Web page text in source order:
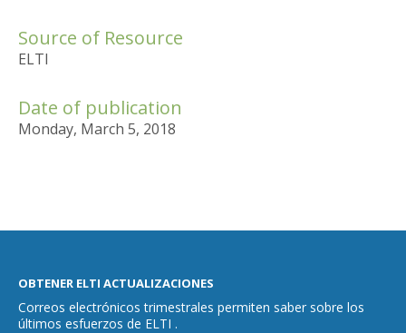
Source of Resource
ELTI
Date of publication
Monday, March 5, 2018
OBTENER ELTI ACTUALIZACIONES
Correos electrónicos trimestrales permiten saber sobre los
últimos esfuerzos de ELTI .